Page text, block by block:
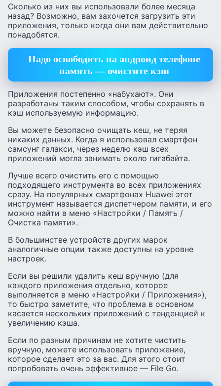
Сколько из них вы использовали более месяца
назад? Возможно, вам захочется загрузить эти
приложения, только когда они вам действительно
понадобятся.
Надо освободить на андроид телефоне
память — очистите кэш
Приложения постепенно «набухают». Они
разработаны таким способом, чтобы сохранять в
кэш используемую информацию.
Вы можете безопасно очищать кеш, не теряя
никаких данных. Когда я использовал смартфон
самсунг галакси, через неделю кэш всех
приложений могла занимать около гигабайта.
Лучше всего очистить его с помощью
подходящего инструмента во всех приложениях
сразу. На популярных смартфонах Huawei этот
инструмент называется диспетчером памяти, и его
можно найти в меню «Настройки / Память /
Очистка памяти».
В большинстве устройств других марок
аналогичные опции также доступны на уровне
настроек.
Если вы решили удалить кеш вручную (для
каждого приложения отдельно, которое
выполняется в меню «Настройки / Приложения»),
то быстро заметите, что проблема в основном
касается нескольких приложений с тенденцией к
увеличению кэша.
Если по разным причинам не хотите чистить
вручную, можете использовать приложение,
которое сделает это за вас. Для этого стоит
попробовать очень эффективное — File Go.